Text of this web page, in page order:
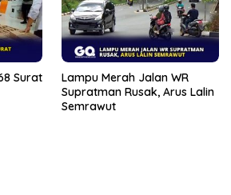
Surat
Lampu Merah Jalan WR
Supratman Rusak, Arus Lalin
Semrawut